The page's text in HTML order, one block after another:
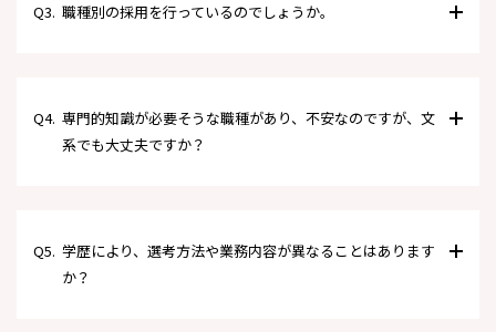
Q3. 職種別の採用を行っているのでしょうか。
Q4. 専門的知識が必要そうな職種があり、不安なのですが、文
系でも大丈夫ですか？
Q5. 学歴により、選考方法や業務内容が異なることはあります
か？